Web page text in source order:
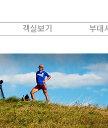
객실보기
Good!Rooms
부대
Nice!